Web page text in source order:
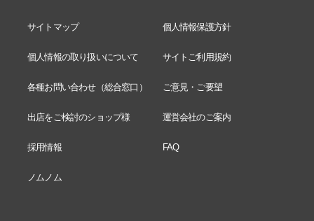
サイトマップ 個人情報保護方針
個人情報の取り扱いについて サイトご利用規約
各種お問い合わせ（総合窓口） ご意見・ご要望
出店をご検討のショップ様 運営会社のご案内
採用情報 FAQ
ノムノム